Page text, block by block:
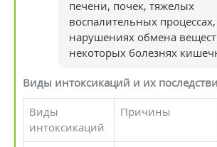
печени, почек, тяжелых
воспалительных процессах,
нарушениях обмена
некоторых болезнях
Виды интоксикаций и их
Виды
интоксикаций
Причины